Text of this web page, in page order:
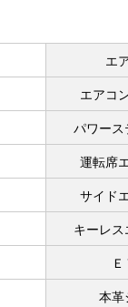
エ
エアコ
パワー
運転席
サイド
キーレ
本革